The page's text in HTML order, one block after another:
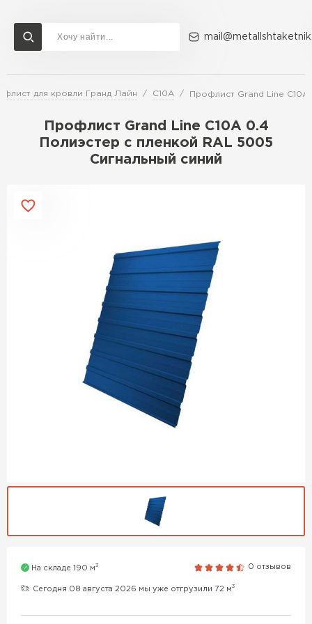
для кровли Гранд Лайн С10A Профлист Grand Line
Профлист Grand Line C10A 0.4
Полиэстер с пленкой RAL 5005
Сигнальный синий
На складе 190 м3 0 отзывов
Сегодня 08 августа 2026 мы уже отгрузили 72 м3
Доставка и оплата Акции О компании Контакты
Перейти в каталог